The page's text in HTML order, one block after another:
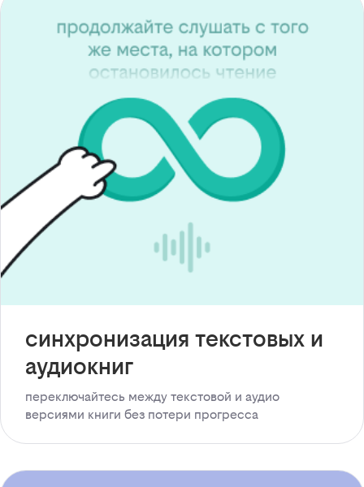
синхронизация текстовых и
аудиокниг
переключайтесь между текстовой и аудио
версиями книги без потери прогресса